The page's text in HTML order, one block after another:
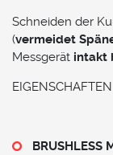
Schneiden der
(vermeidet
Messgerät intakt
EIGENSCHAFTEN